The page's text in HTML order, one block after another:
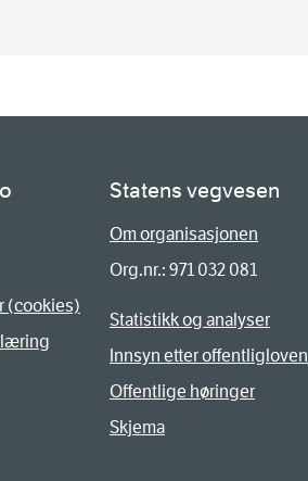
(cookies)
Statens vegvesen
Om organisasjonen
Org.nr.: 971 032 081
Statistikk og analyser
Innsyn etter offentligloven
Offentlige høringer
Skjema